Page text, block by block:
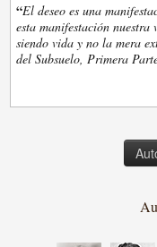
“El deseo es una
esta manifestación
siendo vida y no la mera
del Subsuelo, Primera